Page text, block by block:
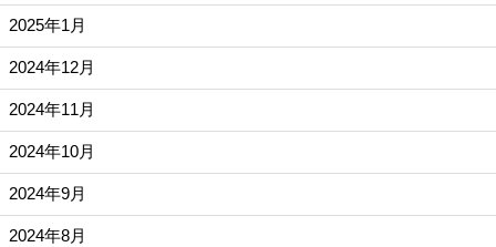
2025年1月
2024年12月
2024年11月
2024年10月
2024年9月
2024年8月